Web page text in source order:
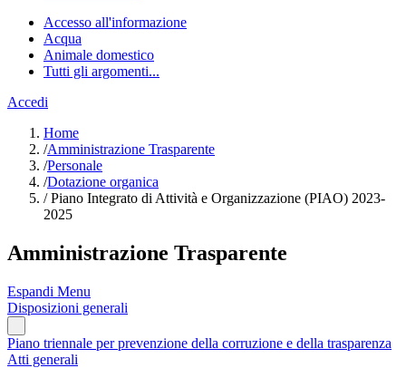
Accesso all'informazione
Acqua
Animale domestico
Tutti gli argomenti...
Accedi
Home
/Amministrazione Trasparente
/Personale
/Dotazione organica
/Piano Integrato di Attività e Organizzazione (PIAO) 2023-
2025
Amministrazione Trasparente
Espandi Menu
Disposizioni generali
Piano triennale per prevenzione della corruzione e della trasparenza
Atti generali